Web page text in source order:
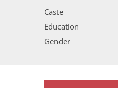
Caste
Education
Gender